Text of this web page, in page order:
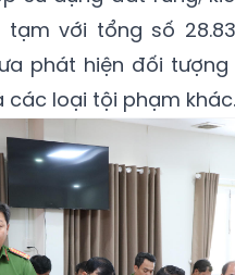
tạm với tổng số
phát hiện đối
các loại tội phạm khác.